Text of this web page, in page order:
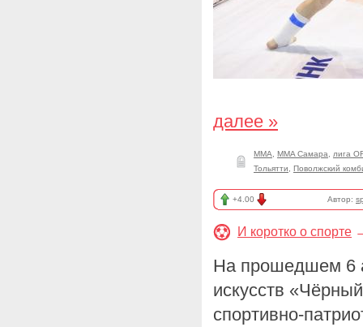
далее »
ММА MMA Самара
лига
Тольятти
Поволжский
+4.00 Автор:
И коротко о спорте
На прошедшем 6
искусств
спортивно-